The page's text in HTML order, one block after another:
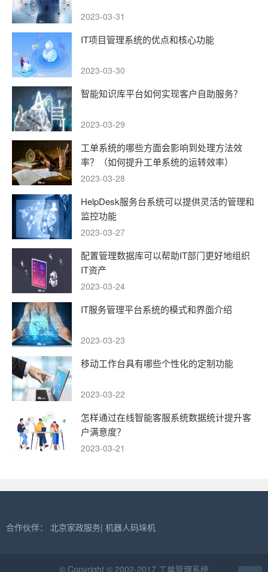
2023-03-31
IT项目管理系统的优点和核心功能
2023-03-30
智能知识库平台如何实现客户自助服务？
2023-03-29
工单系统的哪些方面会影响到处理方法效
率？（如何提升工单系统的运转效率）
2023-03-28
HelpDesk服务台系统可以提供灵活的管理和
监控功能
2023-03-27
配置管理数据库可以帮助IT部门更好地组织
IT资产
2023-03-24
IT服务管理平台系统的模式和界面介绍
2023-03-23
移动工作台具有哪些个性化的定制功能
2023-03-22
怎样通过在线智能客服系统数据统计提升客
户满意度？
2023-03-21
合作伙伴： 北京家政服务| 机器人码垛机
© Copyright © 2002-2017 工单管理系统